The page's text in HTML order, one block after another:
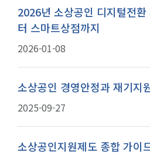
2026년 소상공인 디지털전
터 스마트상점까지
2026-01-08
소상공인 경영안정과 재기지
2025-09-27
소상공인지원제도 종합 가이